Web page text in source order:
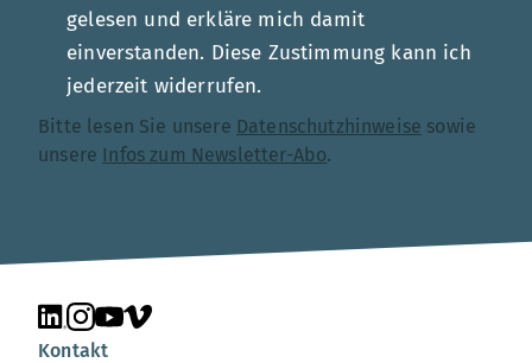
gelesen und erkläre mich damit
einverstanden. Diese Zustimmung kann ich
jederzeit widerrufen.
Bitte lesen Sie unsere Datenschutzhinweise sowie
unsere Infos zum Newsletter-Abo.
Unsere Seite auf LinkedIn
Unsere Seite auf Instagram
Unsere Seite auf YouTube
Unsere Seite auf Vimeo
Kontakt